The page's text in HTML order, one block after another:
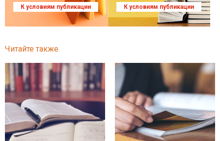
К условиям публикации К условиям публикации
Читайте также